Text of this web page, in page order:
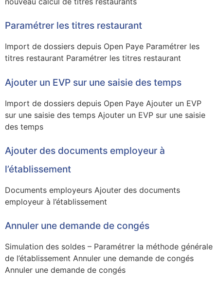
Paramétrer les titres restaurant
Import de dossiers depuis Open Paye Paramétrer les
titres restaurant Paramétrer les titres restaurant
Ajouter un EVP sur une saisie des temps
Import de dossiers depuis Open Paye Ajouter un EVP
sur une saisie des temps Ajouter un EVP sur une saisie
des temps
Ajouter des documents employeur à
l’établissement
Documents employeurs Ajouter des documents
employeur à l’établissement
Annuler une demande de congés
Simulation des soldes – Paramétrer la méthode générale
de l’établissement Annuler une demande de congés
Annuler une demande de congés